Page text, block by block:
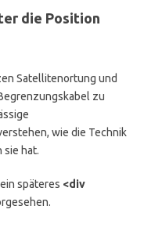
die Position
Satellitenortung und
zu
wie die Technik
sie hat.
späteres <div